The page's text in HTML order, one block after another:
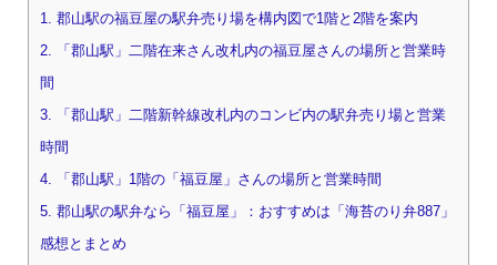
1. 郡山駅の福豆屋の駅弁売り場を構内図で1階と2階を案内
2. 「郡山駅」二階在来さん改札内の福豆屋さんの場所と営業時
間
3. 「郡山駅」二階新幹線改札内のコンビ内の駅弁売り場と営業
時間
4. 「郡山駅」1階の「福豆屋」さんの場所と営業時間
5. 郡山駅の駅弁なら「福豆屋」：おすすめは「海苔のり弁887」
感想とまとめ